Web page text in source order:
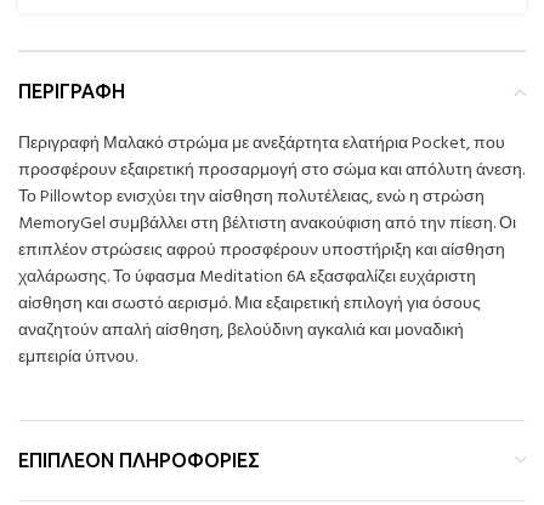
ΠΕΡΙΓΡΑΦΉ
Περιγραφή Μαλακό στρώμα με ανεξάρτητα ελατήρια Pocket, που
προσφέρουν εξαιρετική προσαρμογή στο σώμα και απόλυτη άνεση.
Το Pillowtop ενισχύει την αίσθηση πολυτέλειας, ενώ η στρώση
MemoryGel συμβάλλει στη βέλτιστη ανακούφιση από την πίεση. Οι
επιπλέον στρώσεις αφρού προσφέρουν υποστήριξη και αίσθηση
χαλάρωσης. Το ύφασμα Meditation 6A εξασφαλίζει ευχάριστη
αίσθηση και σωστό αερισμό. Μια εξαιρετική επιλογή για όσους
αναζητούν απαλή αίσθηση, βελούδινη αγκαλιά και μοναδική
εμπειρία ύπνου.
ΕΠΙΠΛΈΟΝ ΠΛΗΡΟΦΟΡΊΕΣ